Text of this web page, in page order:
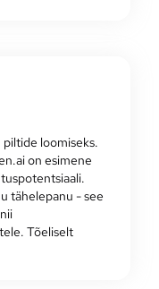
loomiseks.
on esimene
tähelepanu - see
Tõeliselt